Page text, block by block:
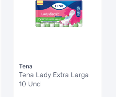
Tena
Tena Lady Extra Larga
10 Und